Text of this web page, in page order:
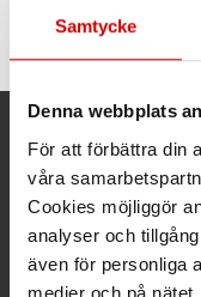
Samtycke
Denna webbplats
För att förbättra din
våra
Cookies möjliggör
analyser och
även för personliga
medier och på
Ring